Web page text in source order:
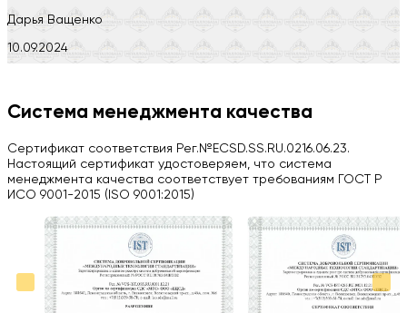
Дарья Ващенко
10.09.2024
H
03.09.2024
Вся работа выполнена в срок. Всем рекомендую
Больше отзывов на Google Maps
Система менеджмента качества
Сертификат соответствия Рег.№ECSD.SS.RU.0216.06.23.
Настоящий сертификат удостоверяем, что система
менеджмента качества соответствует требованиям ГОСТ Р
ИСО 9001-2015 (ISO 9001:2015)